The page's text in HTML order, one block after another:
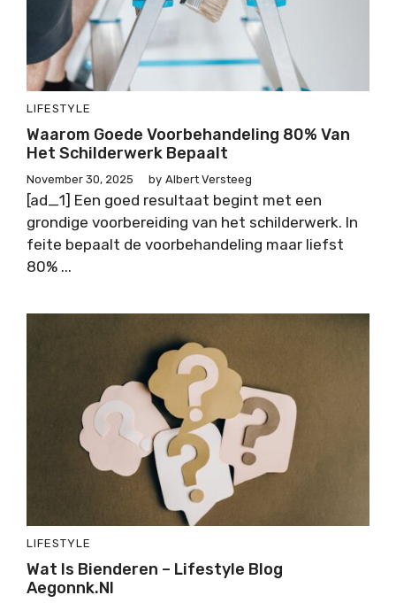
LIFESTYLE
Waarom Goede Voorbehandeling 80% Van
Het Schilderwerk Bepaalt
November 30, 2025 by Albert Versteeg
[ad_1] Een goed resultaat begint met een
grondige voorbereiding van het schilderwerk. In
feite bepaalt de voorbehandeling maar liefst
80% ...
LIFESTYLE
Wat Is Bienderen – Lifestyle Blog
Aegonnk.nl